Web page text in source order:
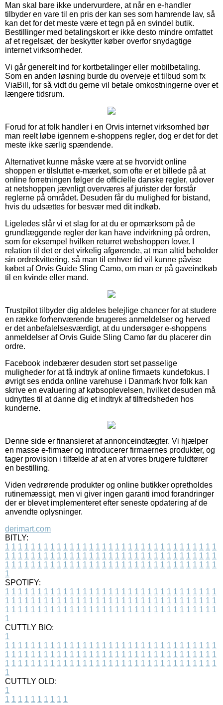
Man skal bare ikke undervurdere, at når en e-handler
tilbyder en vare til en pris der kan ses som hamrende lav, så
kan det for det meste være et tegn på en svindel butik.
Bestillinger med betalingskort er ikke desto mindre omfattet
af et regelsæt, der beskytter køber overfor snydagtige
internet virksomheder.
Vi går generelt ind for kortbetalinger eller mobilbetaling.
Som en anden løsning burde du overveje et tilbud som fx
ViaBill, for så vidt du gerne vil betale omkostningerne over et
længere tidsrum.
Forud for at folk handler i en Orvis internet virksomhed bør
man reelt løbe igennem e-shoppens regler, dog er det for det
meste ikke særlig spændende.
Alternativet kunne måske være at se hvorvidt online
shoppen er tilsluttet e-mærket, som ofte er et billede på at
online forretningen følger de officielle danske regler, udover
at netshoppen jævnligt overværes af jurister der forstår
reglerne på området. Desuden får du mulighed for bistand,
hvis du udsættes for besvær med dit indkøb.
Ligeledes slår vi et slag for at du er opmærksom på de
grundlæggende regler der kan have indvirkning på ordren,
som for eksempel hvilken returret webshoppen lover. I
relation til det er det virkelig afgørende, at man altid beholder
sin ordrekvittering, så man til enhver tid vil kunne påvise
købet af Orvis Guide Sling Camo, om man er på gaveindkøb
til en kvinde eller mand.
Trustpilot tilbyder dig aldeles belejlige chancer for at studere
en række forhenværende brugeres anmeldelser og herved
er det anbefalelsesværdigt, at du undersøger e-shoppens
anmeldelser af Orvis Guide Sling Camo før du placerer din
ordre.
Facebook indebærer desuden stort set passelige
muligheder for at få indtryk af online firmaets kundefokus. I
øvrigt ses endda online varehuse i Danmark hvor folk kan
skrive en evaluering af købsoplevelsen, hvilket desuden må
udnyttes til at danne dig et indtryk af tilfredsheden hos
kunderne.
Denne side er finansieret af annonceindtægter. Vi hjælper
en masse e-firmaer og introducerer firmaernes produkter, og
tager provision i tilfælde af at en af vores brugere fuldfører
en bestilling.
Viden vedrørende produkter og online butikker opretholdes
rutinemæssigt, men vi giver ingen garanti imod forandringer
der er blevet implementeret efter seneste opdatering af de
anvendte oplysninger.
derimart.com
BITLY:
1 1 1 1 1 1 1 1 1 1 1 1 1 1 1 1 1 1 1 1 1 1 1 1 1 1 1 1 1 1 1 1 1
1 1 1 1 1 1 1 1 1 1 1 1 1 1 1 1 1 1 1 1 1 1 1 1 1 1 1 1 1 1 1 1 1
1 1 1 1 1 1 1 1 1 1 1 1 1 1 1 1 1 1 1 1 1 1 1 1 1 1 1 1 1 1 1 1 1
1
SPOTIFY:
1 1 1 1 1 1 1 1 1 1 1 1 1 1 1 1 1 1 1 1 1 1 1 1 1 1 1 1 1 1 1 1 1
1 1 1 1 1 1 1 1 1 1 1 1 1 1 1 1 1 1 1 1 1 1 1 1 1 1 1 1 1 1 1 1 1
1 1 1 1 1 1 1 1 1 1 1 1 1 1 1 1 1 1 1 1 1 1 1 1 1 1 1 1 1 1 1 1 1
1
CUTTLY BIO:
1
1 1 1 1 1 1 1 1 1 1 1 1 1 1 1 1 1 1 1 1 1 1 1 1 1 1 1 1 1 1 1 1 1
1 1 1 1 1 1 1 1 1 1 1 1 1 1 1 1 1 1 1 1 1 1 1 1 1 1 1 1 1 1 1 1 1
1 1 1 1 1 1 1 1 1 1 1 1 1 1 1 1 1 1 1 1 1 1 1 1 1 1 1 1 1 1 1 1 1
1
CUTTLY OLD:
1
1 1 1 1 1 1 1 1 1 1